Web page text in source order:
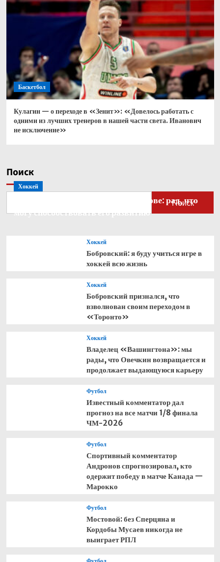
Баскетбол
Кулагин — о переходе в «Зенит»: «Довелось работать с
одними из лучших тренеров в нашей части света. Иванович
не исключение»
Поиск
Поиск
Хоккей
Бобровский — о голкипере Ахтямове: рад, что
могу способствовать его развитию
Хоккей
Бобровский: я буду учиться игре в
хоккей всю жизнь
Хоккей
Бобровский признался, что
взволнован своим переходом в
«Торонто»
Хоккей
Владелец «Вашингтона»: мы
рады, что Овечкин возвращается и
продолжает выдающуюся карьеру
Футбол
Известный комментатор дал
прогноз на все матчи 1/8 финала
ЧМ-2026
Футбол
Спортивный комментатор
Андронов спрогнозировал, кто
одержит победу в матче Канада —
Марокко
Футбол
Мостовой: без Сперцяна и
Кордобы Мусаев никогда не
выиграет РПЛ